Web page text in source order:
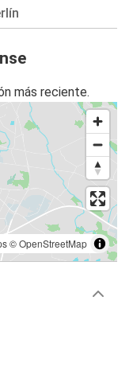
más reciente.
©OpenStreetMap